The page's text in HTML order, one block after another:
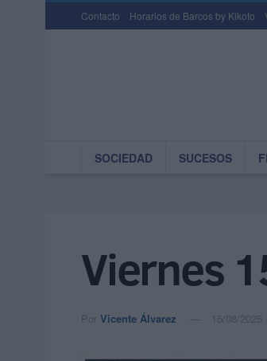
Contacto Horarios de Barcos by Kikoto
SOCIEDAD SUCESOS
Viernes
Por Vicente Álvarez 15/08/